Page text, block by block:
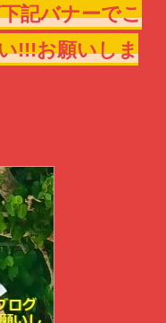
記バナーでこ
!!!お願いしま